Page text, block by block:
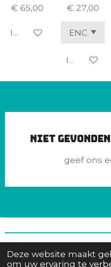
Deze website maakt
om uw ervaring te
€ 65,00
In winkelwagen
€ 27,00
In
Niet
geef ons